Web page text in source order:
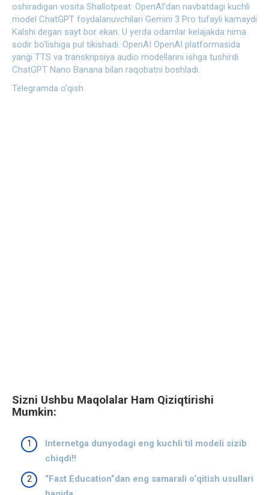
oshiradigan vosita Shallotpeat: OpenAI’dan navbatdagi kuchli
model ChatGPT foydalanuvchilari Gemini 3 Pro tufayli kamaydi
Kalshi degan sayt bor ekan. U yerda odamlar kelajakda nima
sodir bo‘lishiga pul tikishadi. OpenAI OpenAI platformasida
yangi TTS va transkripsiya audio modellarini ishga tushirdi
ChatGPT Nano Banana bilan raqobatni boshladi.
Telegramda o‘qish
Sizni Ushbu Maqolalar Ham Qiziqtirishi
Mumkin:
Internetga dunyodagi eng kuchli til modeli sizib
chiqdi!!
“Fast Education”dan eng samarali o‘qitish usullari